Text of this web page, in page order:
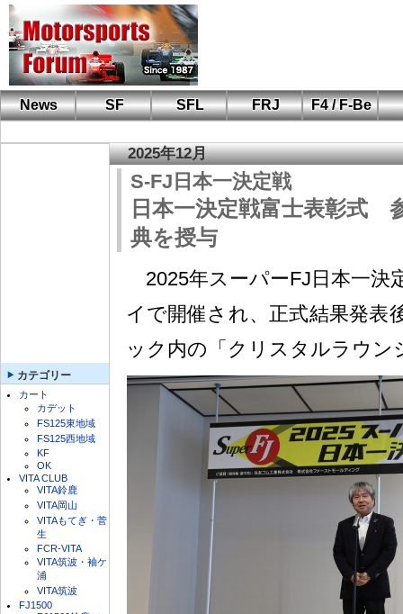
News SF SFL FRJ
F4 / F-Be
カテゴリー
カート
カデット
FS125東地域
FS125西地域
KF
OK
VITA CLUB
VITA鈴鹿
VITA岡山
VITAもてぎ・菅
生
FCR-VITA
VITA筑波・袖ケ
浦
VITA筑波
FJ1500
2025年12月
S-FJ日本一決定戦
日本一決定戦富士表彰式
典を授与
2025年スーパーFJ日本一決
イで開催され、正式結果発表
ック内の「クリスタルラウン